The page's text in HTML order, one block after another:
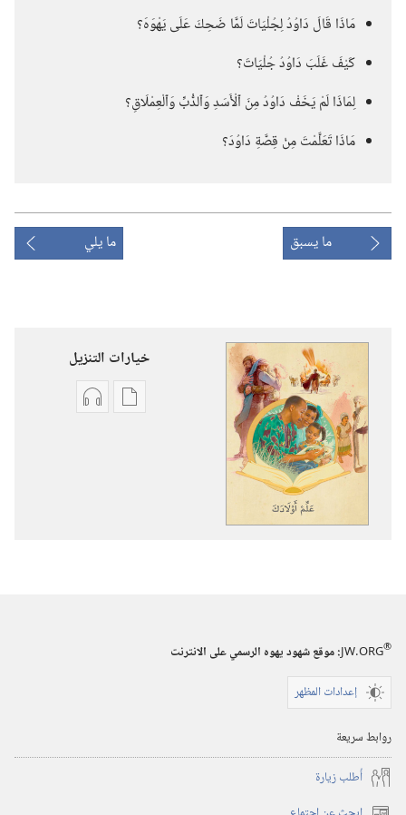
مَاذَا قَالَ دَاوُدُ لِجُلْيَاتَ لَمَّا ضَحِكَ عَلَى يَهْوَهَ؟‏
كَيْفَ غَلَبَ دَاوُدُ جُلْيَاتَ؟‏
لِمَاذَا لَمْ يَخَفْ دَاوُدُ مِنَ ٱلْأَسَدِ وَٱلدُّبِّ وَٱلْعِمْلَاقِ؟‏
مَاذَا تَعَلَّمْتَ مِنْ قِصَّةِ دَاوُدَ؟‏
ما يسبق ما يلي
خيارات التنزيل
خياراتخيارات
JW.ORG®
:‏ موقع شهود يهوه الرسمي على الانترنت
إعدادات المظهر
روابط سريعة
أُطلب زيارة